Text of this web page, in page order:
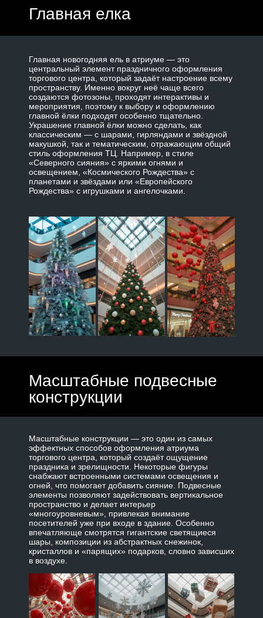
Главная новогодняя ель в атриуме — это
центральный элемент праздничного оформления
торгового центра, который задаёт настроение всему
пространству. Именно вокруг неё чаще всего
создаются фотозоны, проходят интерактивы и
мероприятия, поэтому к выбору и оформлению
главной ёлки подходят особенно тщательно.
Украшение главной ёлки можно сделать, как
классическим — с шарами, гирляндами и звёздной
макушкой, так и тематическим, отражающим общий
стиль оформления ТЦ. Например, в стиле
«Северного сияния» с яркими огнями и
освещением, «Космического Рождества» с
планетами и звёздами или «Европейского
Рождества» с игрушками и ангелочками.
Главная елка
Масштабные конструкции — это один из самых
эффектных способов оформления атриума
торгового центра, который создаёт ощущение
праздника и зрелищности. Некоторые фигуры
снабжают встроенными системами освещения и
огней, что помогает добавить сияние. Подвесные
элементы позволяют задействовать вертикальное
пространство и делает интерьер
«многоуровневым», привлекая внимание
посетителей уже при входе в здание. Особенно
впечатляюще смотрятся гигантские светящиеся
шары, композиции из абстрактных снежинок,
кристаллов и «парящих» подарков, словно зависших
в воздухе.
Масштабные подвесные
конструкции